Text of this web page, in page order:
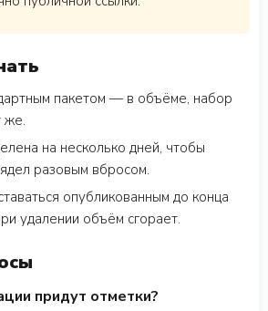
пакетом — в объёме, набор
же.
на несколько дней, чтобы
разовым вбросом.
опубликованным до конца
удалении объём сгорает.
придут отметки?